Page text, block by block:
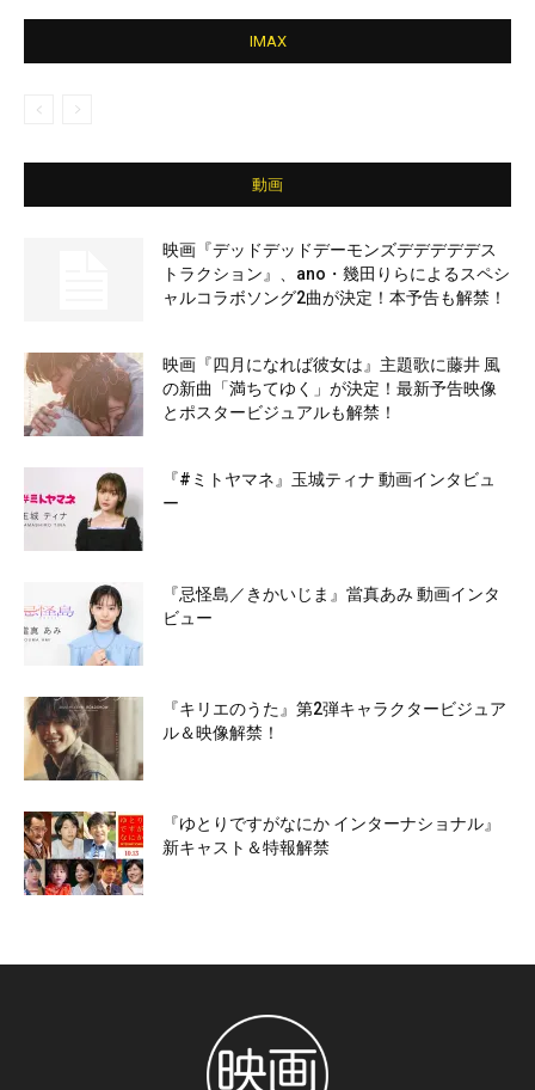
IMAX
動画
映画『デッドデッドデーモンズデデデデデス
トラクション』、ano・幾田りらによるスペシ
ャルコラボソング2曲が決定！本予告も解禁！
映画『四月になれば彼女は』主題歌に藤井 風
の新曲「満ちてゆく」が決定！最新予告映像
とポスタービジュアルも解禁！
『#ミトヤマネ』玉城ティナ 動画インタビュ
ー
『忌怪島／きかいじま』當真あみ 動画インタ
ビュー
『キリエのうた』第2弾キャラクタービジュア
ル＆映像解禁！
『ゆとりですがなにか インターナショナル』
新キャスト＆特報解禁